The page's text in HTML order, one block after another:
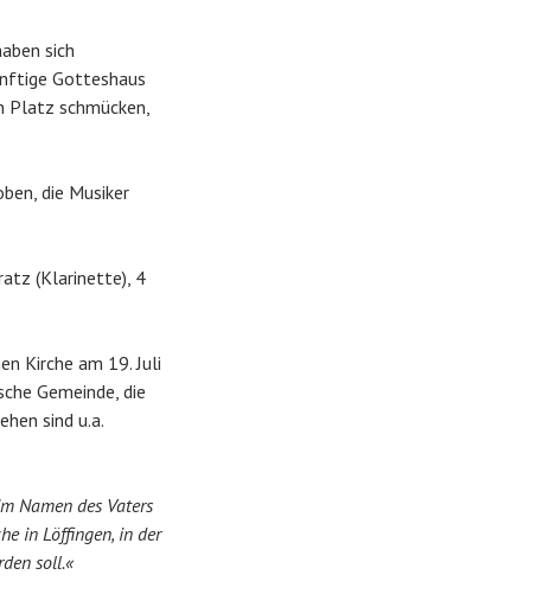
sich
Gotteshaus
Platz schmücken,
die Musiker
(Klarinette), 4
Kirche am 19. Juli
Gemeinde, die
sind u.a.
Namen des Vaters
in Löffingen, in der
soll.«